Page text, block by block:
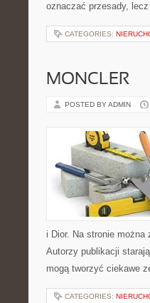
oznaczać przesady,
CATEGORIES:
MONCLER
POSTED BY ADMIN
i Dior. Na stronie
Autorzy publikacji
mogą tworzyć ciekawe
CATEGORIES: